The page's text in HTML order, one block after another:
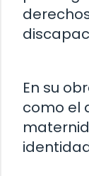
En su
como el